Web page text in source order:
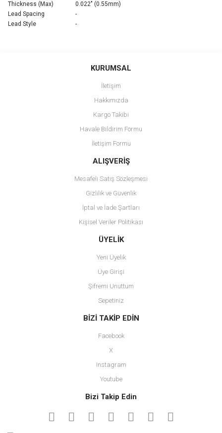
Thickness (Max)
0.022" (0.55mm)
Lead Spacing
-
Lead Style
-
Bu ürüne ilk yorumu siz yapın!
Ürün resmi kalitesiz, bozuk veya görüntülenemiyor.
Ürün açıklamasında eksik bilgiler bulunuyor.
Ürün bilgilerinde hatalar bulunuyor.
Ürün fiyatı diğer sitelerden daha pahalı.
Bu ürüne benzer farklı alternatifler olmalı.
Gönder
KURUMSAL
İletişim
Hakkımızda
Kargo Takibi
Havale Bildirim Formu
İletişim Formu
ALIŞVERİŞ
Mesafeli Satış Sözleşmesi
Gizlilik ve Güvenlik
İptal ve İade Şartları
Kişisel Veriler Politikası
ÜYELİK
Yeni Üyelik
Üye Girişi
Şifremi Unuttum
Sepetiniz
BİZİ TAKİP EDİN
Facebook
X
Instagram
Youtube
Bizi Takip Edin